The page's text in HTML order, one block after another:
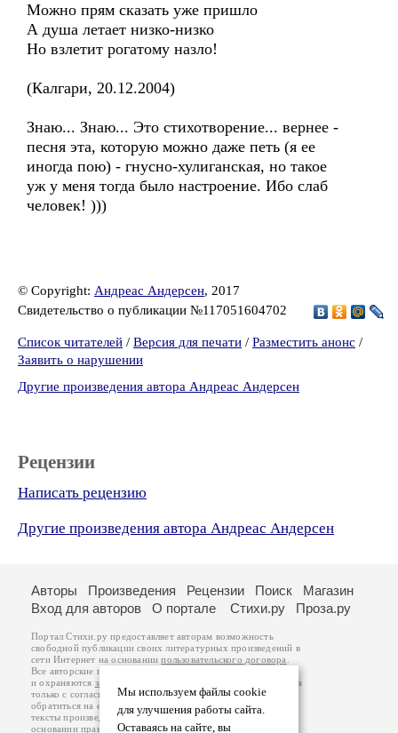
Можно прям сказать уже пришло
А душа летает низко-низко
Но взлетит рогатому назло!
(Калгари, 20.12.2004)
Знаю... Знаю... Это стихотворение... вернее -
песня эта, которую можно даже петь (я ее
иногда пою) - гнусно-хулиганская, но такое
уж у меня тогда было настроение. Ибо слаб
человек! )))
© Copyright: Андреас Андерсен, 2017
Свидетельство о публикации №117051604702
Список читателей / Версия для печати / Разместить анонс /
Заявить о нарушении
Другие произведения автора Андреас Андерсен
Рецензии
Написать рецензию
Другие произведения автора Андреас Андерсен
Мы используем файлы cookie
для улучшения работы сайта.
Оставаясь на сайте, вы
Авторы Произведения Рецензии Поиск
Магазин
Вход для авторов
О портале Стихи.ру Проза.ру
Портал Стихи.ру предоставляет авторам возможность
свободной публикации своих литературных произведений в
сети Интернет на основаниипользовательского договора
Все авторские права на произведения принадлежат авторам
и охраняются законом
. Перепечатка произведений возможна
только с согласия его автора, к которому вы можете
обратиться на его авторской странице. Ответственность за
тексты произведений авторы несут самостоятельно на
основанииправил публикацииизаконодательства